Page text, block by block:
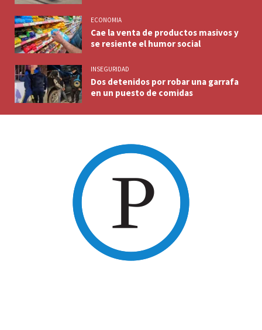
ECONOMIA
Cae la venta de productos masivos y
se resiente el humor social
INSEGURIDAD
Dos detenidos por robar una garrafa
en un puesto de comidas